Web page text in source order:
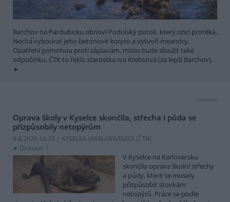
Barchov na Pardubicku obnoví Podolský potok, který obcí protéká.
Nechá vybourat jeho betonové koryto a vytvoří meandry.
Opatření pomohou proti záplavám, místo bude sloužit také
odpočinku. ČTK to řekla starostka Iva Krebsová (za lepší Barchov).
reklama
Oprava školy v Kyselce skončila, střecha i půda se
přizpůsobily netopýrům
8.8.2026 18:35 | KYSELKA (KARLOVARSKO) (ČTK)
Diskuse: 1
V Kyselce na Karlovarsku
skončila oprava školní střechy
a půdy, které se musely
přizpůsobit stovkám
netopýrů. Práce se podle